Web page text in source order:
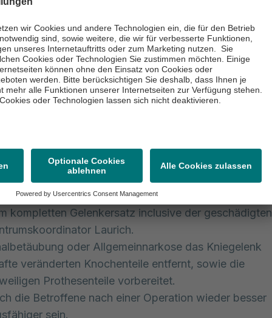
zielt hauptsächlich darauf ab, die Beschwerden
Arthrose-Behandlung umfasst Medikamente,
und den Einsatz von entlastenden Hilfsmitteln.
Behandlung bleibt als weitere
operative Versorgung“, so Prof. Krüger.
umfassen z.B. die Gelenkspiegelung mit
zu entlasten. Hierdurch werden Schmerzen
eines Gelenkersatzes, stehen vielfältige
Verfügung. Angefangen von sogenannten
z.B. nur Teile des Kniegelenkes ersetzen über
kompletten Gelenkersatz inclusive der geschädigten
Laurich.
oder Allgemeinnarkose das Kniegelenk
veränderten Knochenteile entfernt, sowie die
Prothesenteile vorbereitet.
die Betroffene nach einer Operation wieder besser
sein.